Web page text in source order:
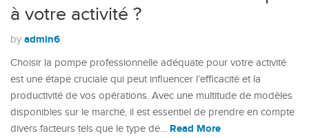
à votre activité ?
by admin6
Choisir la pompe professionnelle adéquate pour votre activité
est une étape cruciale qui peut influencer l’efficacité et la
productivité de vos opérations. Avec une multitude de modèles
disponibles sur le marché, il est essentiel de prendre en compte
divers facteurs tels que le type de… Read More